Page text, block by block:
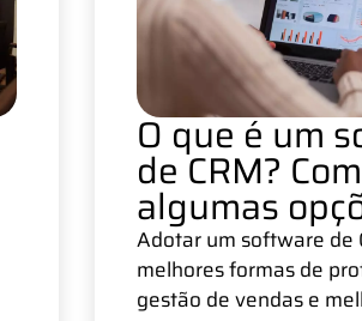
O que é um
de CRM?
algumas
Adotar um software de
melhores formas de
gestão de vendas e